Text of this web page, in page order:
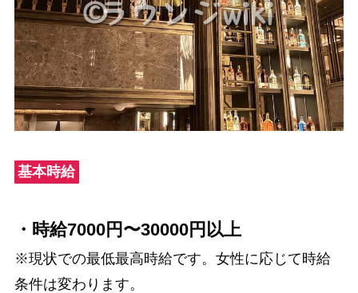
基本時給
・時給7000円〜30000円以上
※現状での最低最高時給です。女性に応じて時給
条件は変わります。